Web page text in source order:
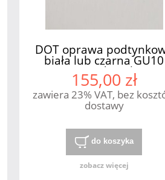
DOT oprawa
biała lub czarna GU10
Nowodvorski
155,00 zł
zawiera 23% VAT, bez
dostawy
do koszyka
zobacz więcej